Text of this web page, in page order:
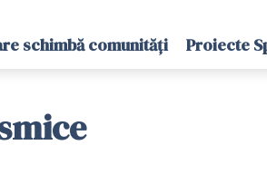
schimbă comunități Proiecte